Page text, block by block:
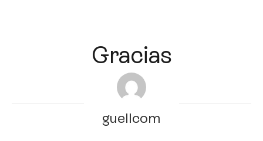
Gracias
guellcom